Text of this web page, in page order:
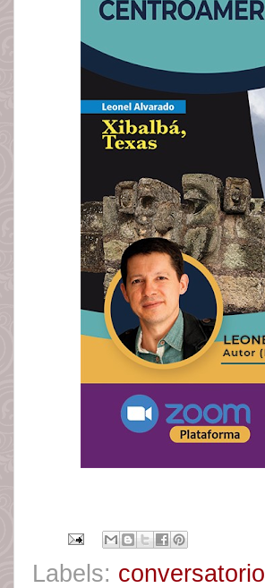
Labels: conversatorio